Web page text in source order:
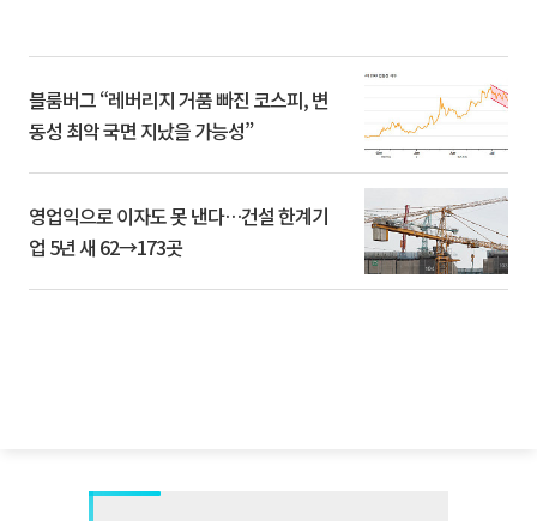
블룸버그 “레버리지 거품 빠진 코스피, 변
동성 최악 국면 지났을 가능성”
영업익으로 이자도 못 낸다…건설 한계기
업 5년 새 62→173곳